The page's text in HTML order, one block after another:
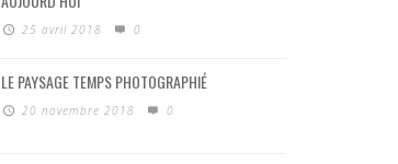
25 avril 2018 0
LE PAYSAGE TEMPS PHOTOGRAPHIÉ
20 novembre 2018 0